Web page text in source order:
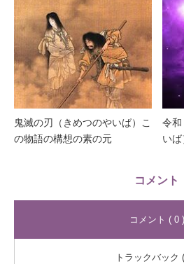
鬼滅の刃（きめつのやいば）こ
の物語の構想の素の元
令和
いば
コメント
コメント ( 0 )
トラックバック